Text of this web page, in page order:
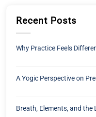
Recent Posts
Why Practice Feels
A Yogic Perspective on
Breath, Elements, and the